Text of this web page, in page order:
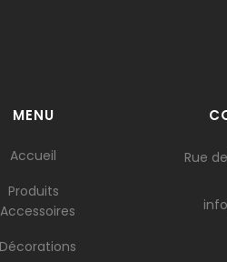
MENU
Accueil
Produits
Accessoires
Décorations
Rue